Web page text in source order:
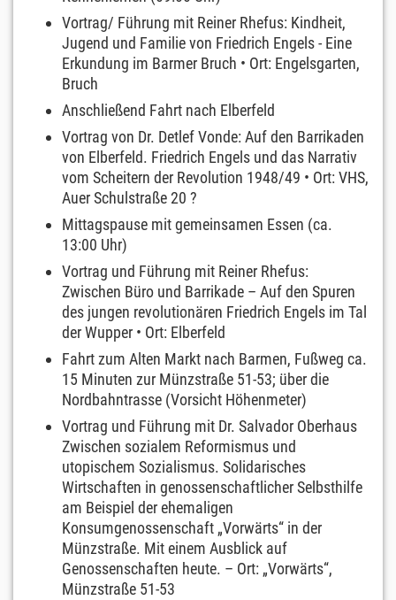
Vortrag/ Führung mit Reiner Rhefus: Kindheit,
Jugend und Familie von Friedrich Engels - Eine
Erkundung im Barmer Bruch • Ort: Engelsgarten,
Bruch
Anschließend Fahrt nach Elberfeld
Vortrag von Dr. Detlef Vonde: Auf den Barrikaden
von Elberfeld. Friedrich Engels und das Narrativ
vom Scheitern der Revolution 1948/49 • Ort: VHS,
Auer Schulstraße 20 ?
Mittagspause mit gemeinsamen Essen (ca.
13:00 Uhr)
Vortrag und Führung mit Reiner Rhefus:
Zwischen Büro und Barrikade – Auf den Spuren
des jungen revolutionären Friedrich Engels im Tal
der Wupper • Ort: Elberfeld
Fahrt zum Alten Markt nach Barmen, Fußweg ca.
15 Minuten zur Münzstraße 51-53; über die
Nordbahntrasse (Vorsicht Höhenmeter)
Vortrag und Führung mit Dr. Salvador Oberhaus
Zwischen sozialem Reformismus und
utopischem Sozialismus. Solidarisches
Wirtschaften in genossenschaftlicher Selbsthilfe
am Beispiel der ehemaligen
Konsumgenossenschaft „Vorwärts“ in der
Münzstraße. Mit einem Ausblick auf
Genossenschaften heute. – Ort: „Vorwärts“,
Münzstraße 51-53